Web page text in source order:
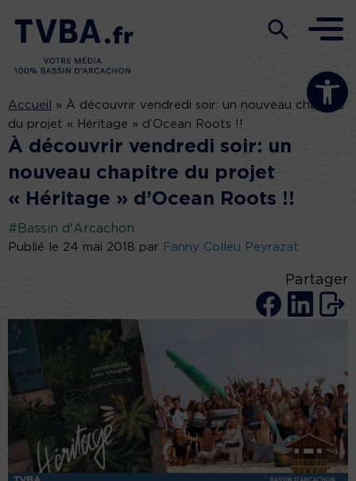
Ouvrir la
Accueil » À découvrir vendredi soir: un nouveau chapitre
du projet « Héritage » d’Ocean Roots !!
À découvrir vendredi soir: un
nouveau chapitre du projet
« Héritage » d’Ocean Roots !!
#Bassin d'Arcachon
Publié le 24 mai 2018 par Fanny Colleu Peyrazat
Partager